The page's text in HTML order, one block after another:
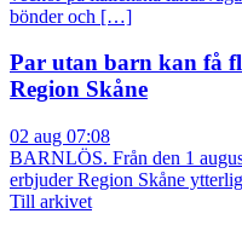
bönder och […]
Par utan barn kan få
Region Skåne
02 aug 07:08
BARNLÖS. Från den 1
erbjuder Region Skåne
Till arkivet